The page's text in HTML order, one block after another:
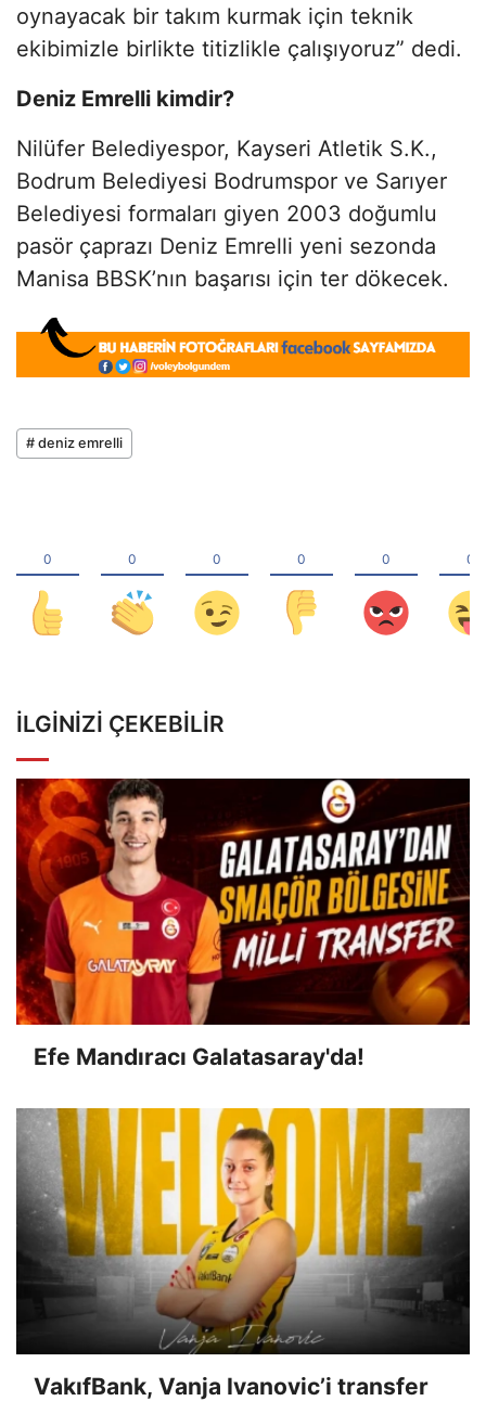
oynayacak bir takım kurmak için teknik
ekibimizle birlikte titizlikle çalışıyoruz” dedi.
Deniz Emrelli kimdir?
Nilüfer Belediyespor, Kayseri Atletik S.K.,
Bodrum Belediyesi Bodrumspor ve Sarıyer
Belediyesi formaları giyen 2003 doğumlu
pasör çaprazı Deniz Emrelli yeni sezonda
Manisa BBSK’nın başarısı için ter dökecek.
# deniz emrelli
İLGINIZI ÇEKEBILIR
Efe Mandıracı Galatasaray'da!
VakıfBank, Vanja Ivanovic’i transfer